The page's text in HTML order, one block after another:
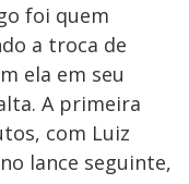
foi quem
a troca de
ela em seu
A primeira
com Luiz
lance seguinte,